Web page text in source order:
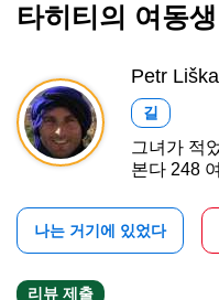
타히티의 여동생
Petr Liška
길
그녀가 적
본다 248
나는 거기에 있었다
리뷰 제출